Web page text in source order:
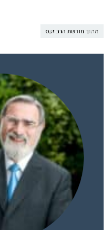
מתוך מורשת הרב זקס